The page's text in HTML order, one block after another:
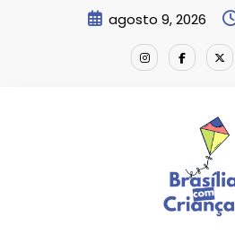
agosto 9, 2026